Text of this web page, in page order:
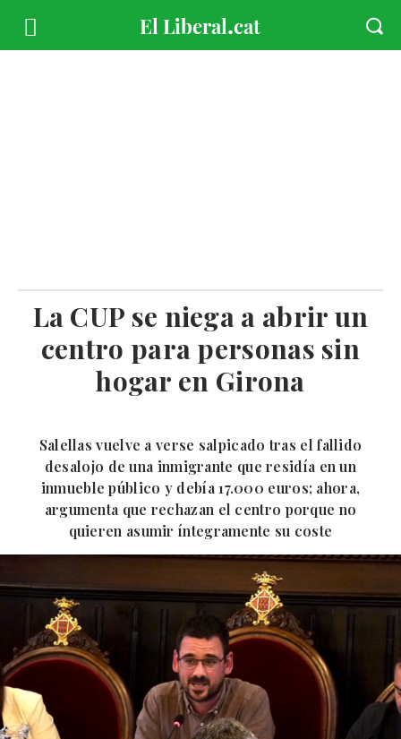
La CUP se niega a abrir un
centro para personas sin
hogar en Girona
Salellas vuelve a verse salpicado tras el fallido
desalojo de una inmigrante que residía en un
inmueble público y debía 17.000 euros; ahora,
argumenta que rechazan el centro porque no
quieren asumir íntegramente su coste